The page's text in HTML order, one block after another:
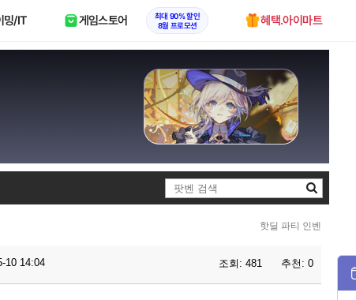
밍/IT 게임스토어
최대 90% 할인
8월 프로모션
혜택.아이마트
검
핫딜 파티 인벤
10 14:04 조회: 481 추천: 0